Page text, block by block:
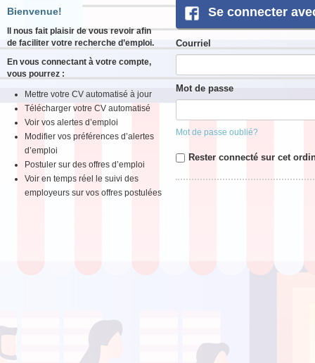
Bienvenue!
Il nous fait plaisir de vous revoir afin
de faciliter votre recherche d’emploi.
En vous connectant à votre compte,
vous pourrez :
Mettre votre CV automatisé à jour
Télécharger votre CV automatisé
Voir vos alertes d’emploi
Modifier vos préférences d’alertes
d’emploi
Postuler sur des offres d’emploi
Voir en temps réel le suivi des
employeurs sur vos offres postulées
Se connecter
Courriel
Mot de passe
Mot de passe oublié?
Rester connecté sur cet